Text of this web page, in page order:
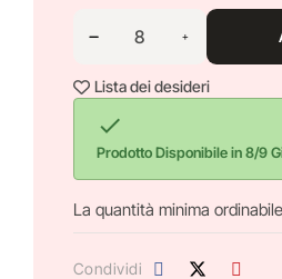
Lista dei desideri

Prodotto Disponibile in 8/9
La quantità minima
Condividi